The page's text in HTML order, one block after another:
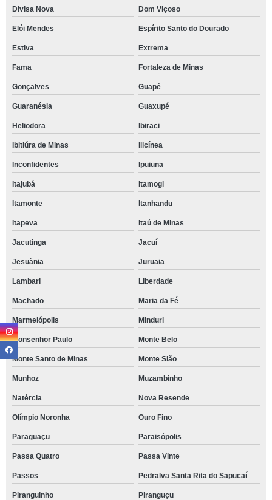
Divisa Nova Dom Viçoso
Elói Mendes Espírito Santo do Dourado
Estiva Extrema
Fama Fortaleza de Minas
Gonçalves Guapé
Guaranésia Guaxupé
Heliodora Ibiraci
Ibitiúra de Minas Ilicínea
Inconfidentes Ipuiuna
Itajubá Itamogi
Itamonte Itanhandu
Itapeva Itaú de Minas
Jacutinga Jacuí
Jesuânia Juruaia
Lambari Liberdade
Machado Maria da Fé
Marmelópolis Minduri
Monsenhor Paulo Monte Belo
Monte Santo de Minas Monte Sião
Munhoz Muzambinho
Natércia Nova Resende
Olímpio Noronha Ouro Fino
Paraguaçu Paraisópolis
Passa Quatro Passa Vinte
Passos Pedralva Santa Rita do Sapucaí
Piranguinho Piranguçu